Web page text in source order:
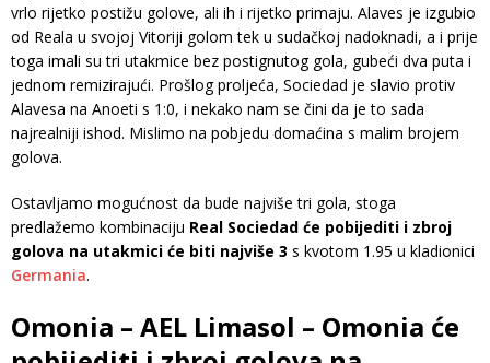
vrlo rijetko postižu golove, ali ih i rijetko primaju. Alaves je izgubio
od Reala u svojoj Vitoriji golom tek u sudačkoj nadoknadi, a i prije
toga imali su tri utakmice bez postignutog gola, gubeći dva puta i
jednom remizirajući. Prošlog proljeća, Sociedad je slavio protiv
Alavesa na Anoeti s 1:0, i nekako nam se čini da je to sada
najrealniji ishod. Mislimo na pobjedu domaćina s malim brojem
golova.
Ostavljamo mogućnost da bude najviše tri gola, stoga
predlažemo kombinaciju Real Sociedad će pobijediti i zbroj
golova na utakmici će biti najviše 3 s kvotom 1.95 u kladionici
Germania.
Omonia – AEL Limasol – Omonia će